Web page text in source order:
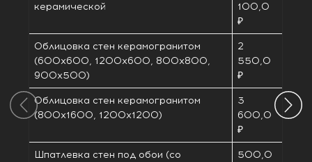
керамической
100,0
₽
Облицовка стен керамогранитом
(600х600, 1200х600, 800х800,
900х500)
2
550,0
₽
Облицовка стен керамогранитом
(800х1600, 1200х1200)
3
600,0
₽
Шпатлевка стен под обои (со
500,0